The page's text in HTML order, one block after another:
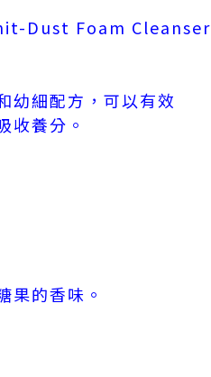
Dust Foam Cleanser
幼細配方，可以有效
收養分。
果的香味。